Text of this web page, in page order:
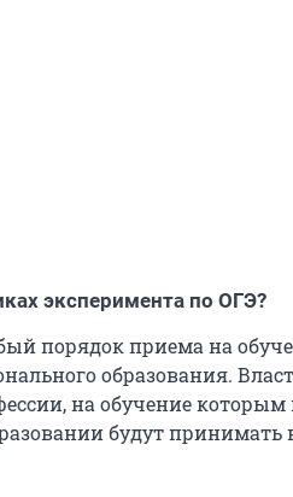
эксперимента по ОГЭ?
порядок приема на
образования.
на обучение
будут принимать